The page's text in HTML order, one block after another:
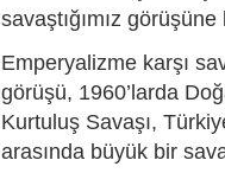
savaştığımız
Emperyalizme karşı
görüşü, 1960’larda
Kurtuluş Savaşı,
arasında büyük bir